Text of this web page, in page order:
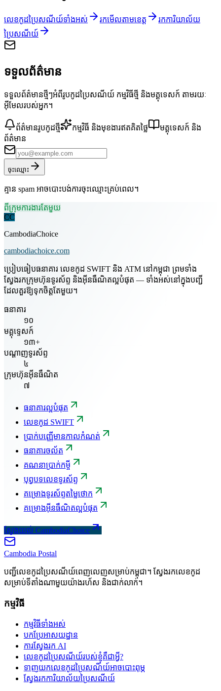
លេខកូដប្រៃសណីយ៍ទាំងអស់ រកមើលតាមខេត្ត
រកការិយាល័យ
ប្រៃសណីយ៍
ទទួលព័ត៌មាន
ទទួលព័ត៌មានថ្មីៗអំពីរូបកូដប្រៃសណីយ៍ កម្មវិធីថ្មី និងមគ្គុទេសក៍ តាមរយៈ
អ៊ីមែលរបស់អ្នក។
ព័ត៌មានរូបកូដថ្មី កម្មវិធី និងមុខងារឥតគិតថ្លៃ
មគ្គុទេសក៍ និង
ព័ត៌មាន
ចុះឈ្មោះ
គ្មាន spam អាចបោះបង់ការចុះឈ្មោះគ្រប់ពេល។
ពីក្រុមការងារតែមួយ
CC
CambodiaChoice
cambodiachoice.com
ប្រៀបធៀបធនាគារ លេខកូដ SWIFT និង ATM នៅកម្ពុជា ព្រមទាំង
ស្វែងរកក្រុមហ៊ុនទូរស័ព្ទ និងអ៊ីនធឺណិតល្អបំផុត — ទាំងអស់នៅក្នុងបញ្ជី
ដែលគួរឱ្យទុកចិត្តតែមួយ។
ធនាគារ
១០
មគ្គុទ្ទេសក៍
១៣+
បណ្តាញទូរស័ព្ទ
៤
ក្រុមហ៊ុនអ៊ីនធឺណិត
៧
ធនាគារល្អបំផុត
លេខកូដ SWIFT
ប្រាក់បញ្ញើមានកាលកំណត់
ធនាគារចល័ត
គណនាប្រាក់កម្ចី
បុព្វបទលេខទូរស័ព្ទ
គម្រោងទូរស័ព្ទតម្លៃថោក
គម្រោងអ៊ីនធឺណិតល្អបំផុត
ស្វែងយល់ CambodiaChoice
Cambodia Postal
បញ្ជីលេខកូដប្រៃសណីយ៍ពេញលេញសម្រាប់កម្ពុជា។ ស្វែងរកលេខកូដ
សម្រាប់ទីតាំងណាមួយយ៉ាងរហ័ស និងជាក់លាក់។
កម្មវិធី
កម្មវិធីទាំងអស់
បកប្រែអាសយដ្ឋាន
ការស្វែងរក AI
លេខកូដប្រៃសណីយ៍របស់ខ្ញុំគឺជាអ្វី?
ទាញយកលេខកូដប្រៃសណីយ៍អាចបោះពុម្ភ
ស្វែងរកការិយាល័យប្រៃសណីយ៍